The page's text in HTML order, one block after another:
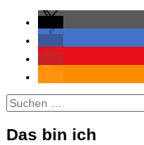
Suchen
nach:
Das bin ich